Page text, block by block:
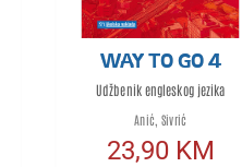
WAY TO GO 4
Udžbenik engleskog jezika
Anić, Sivrić
23,90 KM